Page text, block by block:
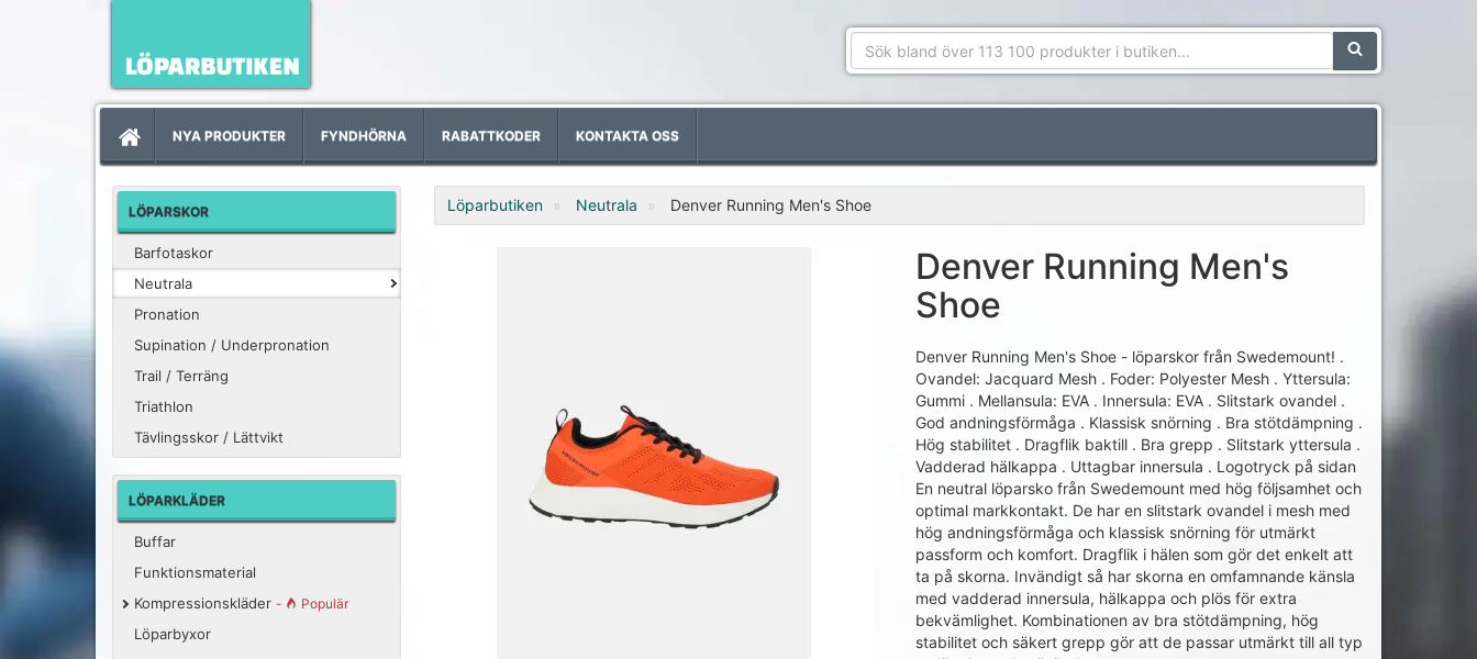
Sökfras:
NYA PRODUKTER FYNDHÖRNA RABATTKODER KONTAKTA OSS
LÖPARSKOR
Barfotaskor
Neutrala
Pronation
Supination / Underpronation
Trail / Terräng
Triathlon
Tävlingsskor / Lättvikt
LÖPARKLÄDER
Buffar
Funktionsmaterial
Kompressionskläder - Populär
Löparbyxor
Löparbutiken Neutrala Denver Running Men's Shoe
Denver Running Men's
Shoe
Denver Running Men's Shoe - löparskor från Swedemount! .
Ovandel: Jacquard Mesh . Foder: Polyester Mesh . Yttersula:
Gummi . Mellansula: EVA . Innersula: EVA . Slitstark ovandel .
God andningsförmåga . Klassisk snörning . Bra stötdämpning .
Hög stabilitet . Dragflik baktill . Bra grepp . Slitstark yttersula .
Vadderad hälkappa . Uttagbar innersula . Logotryck på sidan
En neutral löparsko från Swedemount med hög följsamhet och
optimal markkontakt. De har en slitstark ovandel i mesh med
hög andningsförmåga och klassisk snörning för utmärkt
passform och komfort. Dragflik i hälen som gör det enkelt att
ta på skorna. Invändigt så har skorna en omfamnande känsla
med vadderad innersula, hälkappa och plös för extra
bekvämlighet. Kombinationen av bra stötdämpning, hög
stabilitet och säkert grepp gör att de passar utmärkt till all typ